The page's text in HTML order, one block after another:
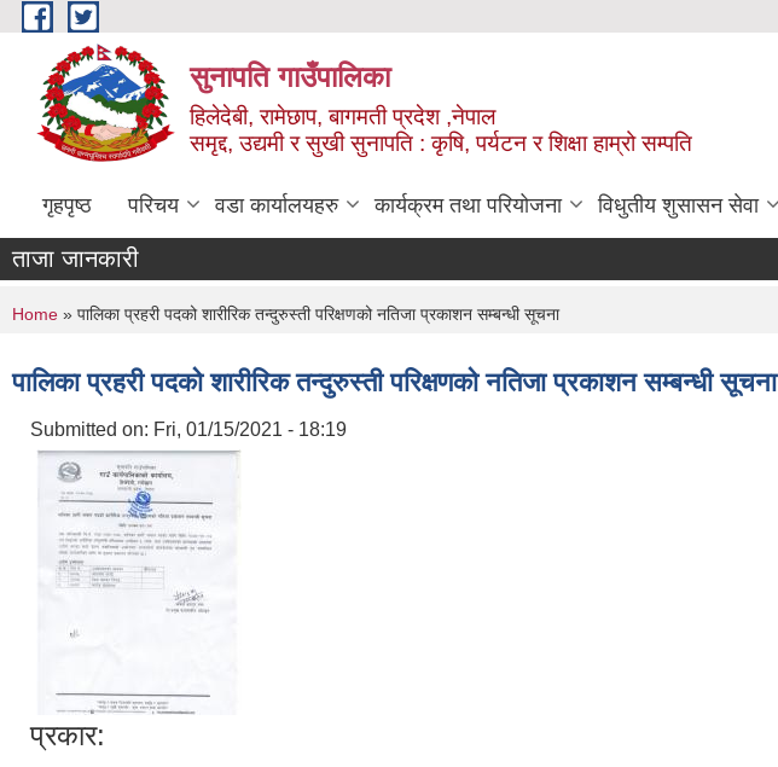
Skip to main content
सुनापति गाउँपालिका
हिलेदेबी, रामेछाप, बागमती प्रदेश ,नेपाल
समृद्द, उद्यमी र सुखी सुनापति : कृषि, पर्यटन र शिक्षा हाम्रो सम्पति
गृहपृष्ठ परिचय वडा कार्यालयहरु कार्यक्रम तथा परियोजना विधुतीय शुसासन सेवा
ताजा जानकारी
You are here
Home » पालिका प्रहरी पदको शारीरिक तन्दुरुस्ती परिक्षणको नतिजा प्रकाशन सम्बन्धी सूचना
पालिका प्रहरी पदको शारीरिक तन्दुरुस्ती परिक्षणको नतिजा प्रकाशन सम्बन्धी सूचना
Submitted on: Fri, 01/15/2021 - 18:19
प्रकार: